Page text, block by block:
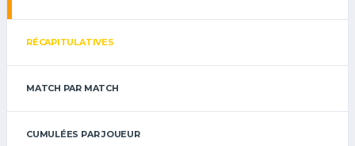
RÉCAPITULATIVES
MATCH PAR MATCH
CUMULÉES PAR JOUEUR